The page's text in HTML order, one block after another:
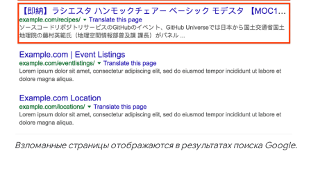
Взломанные страницы отображаются в результатах поиска Google.